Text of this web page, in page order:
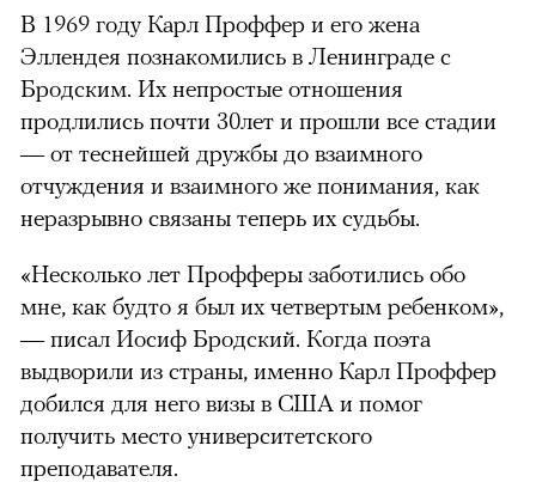
В 1969 году Карл Проффер и его жена
Эллендея познакомились в Ленинграде с
Бродским. Их непростые отношения
продлились почти 30лет и прошли все стадии
— от теснейшей дружбы до взаимного
отчуждения и взаимного же понимания, как
неразрывно связаны теперь их судьбы.
«Несколько лет Профферы заботились обо
мне, как будто я был их четвертым ребенком»,
— писал Иосиф Бродский. Когда поэта
выдворили из страны, именно Карл Проффер
добился для него визы в США и помог
получить место университетского
преподавателя.